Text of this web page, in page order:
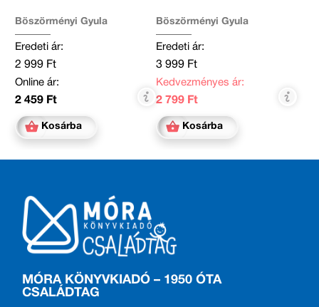
Böszörményi Gyula
Eredeti ár:
2 999 Ft
Online ár:
2 459 Ft
Kosárba
Böszörményi Gyula
Eredeti ár:
3 999 Ft
Kedvezményes ár:
2 799 Ft
Kosárba
MÓRA KÖNYVKIADÓ – 1950 ÓTA
CSALÁDTAG